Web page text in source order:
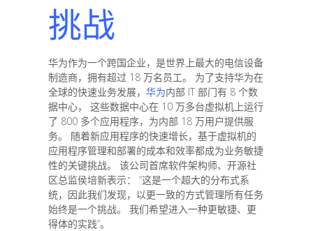
挑战
华为作为一个跨国企业，是世界上最大的电信设备
制造商，拥有超过 18 万名员工。 为了支持华为在
全球的快速业务发展， 华为内部 IT 部门有 8 个数
据中心， 这些数据中心在 10 万多台虚拟机上运行
了 800 多个应用程序，为内部 18 万用户提供服
务。 随着新应用程序的快速增长，基于虚拟机的
应用程序管理和部署的成本和效率都成为业务敏捷
性的关键挑战。 该公司首席软件架构师、开源社
区总监侯培新表示： “这是一个超大的分布式系
统，因此我们发现，以更一致的方式管理所有任务
始终是一个挑战。 我们希望进入一种更敏捷、更
得体的实践”。